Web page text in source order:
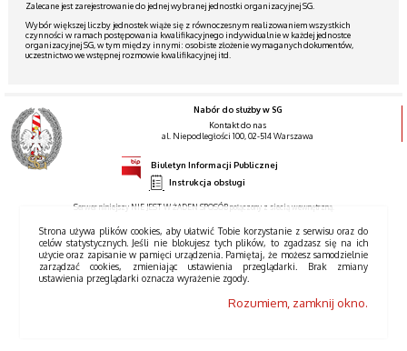
Zalecane jest zarejestrowanie do jednej wybranej jednostki organizacyjnej SG.
Wybór większej liczby jednostek wiąże się z równoczesnym realizowaniem wszystkich
czynności w ramach postępowania kwalifikacyjnego indywidualnie w każdej jednostce
organizacyjnej SG, w tym między innymi: osobiste złożenie wymaganych dokumentów,
uczestnictwo we wstępnej rozmowie kwalifikacyjnej itd.
Nabór do służby w SG
Kontakt do nas
al. Niepodległości 100, 02-514 Warszawa
Biuletyn Informacji Publicznej
Instrukcja obsługi
Serwer niniejszy NIE JEST W ŻADEN SPOSÓB połączony z siecią wewnętrzną.
Strona używa plików cookies, aby ułatwić Tobie korzystanie z serwisu oraz do
celów statystycznych. Jeśli nie blokujesz tych plików, to zgadzasz się na ich
użycie oraz zapisanie w pamięci urządzenia. Pamiętaj, że możesz samodzielnie
zarządzać cookies, zmieniając ustawienia przeglądarki. Brak zmiany
ustawienia przeglądarki oznacza wyrażenie zgody.
Rozumiem, zamknij okno.